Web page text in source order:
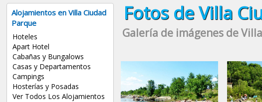
Alojamientos en Villa Ciudad
Parque
Hoteles
Apart Hotel
Cabañas y Bungalows
Casas y Departamentos
Campings
Hosterías y Posadas
Ver Todos Los Alojamientos
Fotos de Villa
Galería de imágenes de